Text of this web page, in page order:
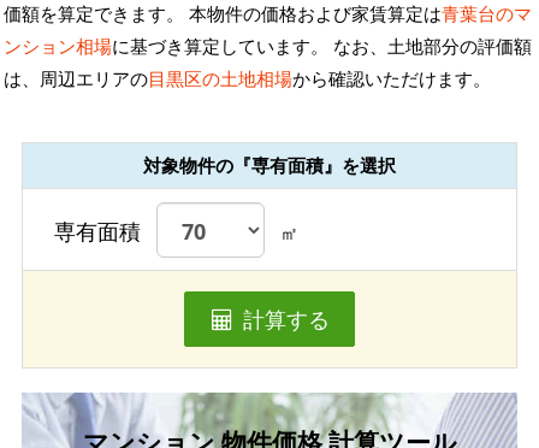
価額を算定できます。 本物件の価格および家賃算定は青葉台のマ
ンション相場に基づき算定しています。 なお、土地部分の評価額
は、周辺エリアの目黒区の土地相場から確認いただけます。
対象物件の『専有面積』を選択
専有面積 ㎡
計算する